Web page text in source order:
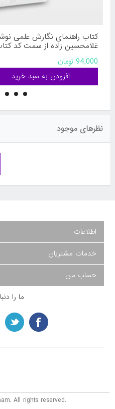
کتاب راهنمای نگارش علمی
غلامحسین‌ زاده از سمت کد کتاب:
94,000 تومان
نظرهای موجود
اطلاعات
خدمات مشتریان
حساب من
ما را
All rights reserved.